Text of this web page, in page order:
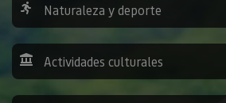
Naturaleza y deporte
Actividades culturales